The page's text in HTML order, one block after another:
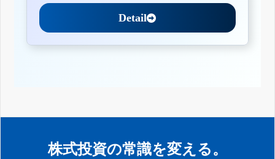
Detail
株式投資の常識を変える。